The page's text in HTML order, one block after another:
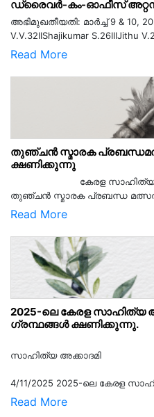
ഡ്രൈവർ-കം-ഓഫീസ്
അഭിമുഖതീയതി: മാർച്ച് 9 & 10,
V.V.32IIShajikumar S.26IIIJithu
Read More
തുഞ്ചൻ സ്മാരക
ക്ഷണിക്കുന്നു
കേരള സാഹിത്യ
തുഞ്ചൻ സ്മാരക പ്രബന്ധ
Read More
2025-ലെ കേരള
ഗ്രന്ഥങ്ങൾ ക്ഷണിക്കുന്നു.
സാഹിത്യ അക്കാദമി
4/11/2025 2025-ലെ കേരള
Read More